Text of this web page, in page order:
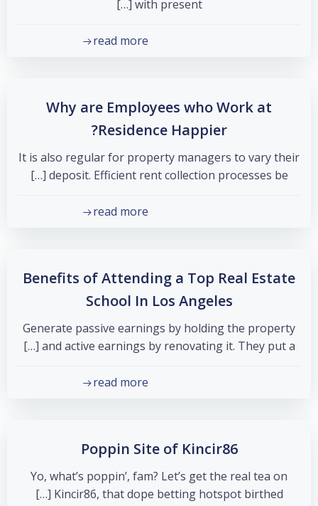
with present […]
read more
Why are Employees who Work at
Residence Happier?
It is also regular for property managers to vary their
deposit. Efficient rent collection processes be […]
read more
Benefits of Attending a Top Real Estate
School In Los Angeles
Generate passive earnings by holding the property
and active earnings by renovating it. They put a […]
read more
Poppin Site of Kincir86
Yo, what’s poppin’, fam? Let’s get the real tea on
Kincir86, that dope betting hotspot birthed […]